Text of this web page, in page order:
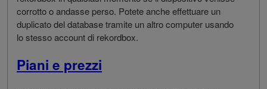
corrotto o andasse perso. Potete anche effettuare un
duplicato del database tramite un altro computer usando
lo stesso account di rekordbox.
Piani e prezzi